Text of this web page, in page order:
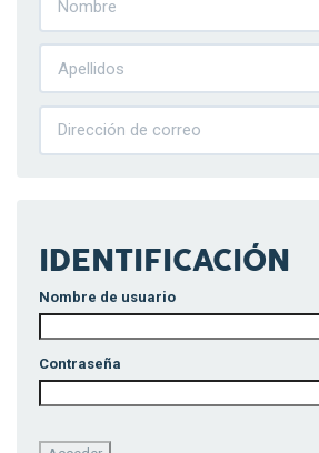
IDENTIFICACIÓN
Nombre de usuario
Contraseña